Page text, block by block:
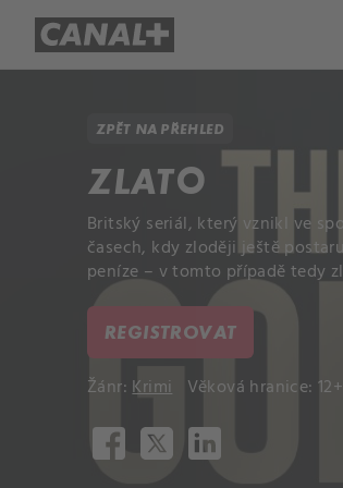
ZPĚT NA PŘEHLED
ZLATO
Britský seriál, který vznikl ve
časech, kdy zloději ještě
peníze – v tomto případě tedy
REGISTROVAT
Žánr:Krimi Věková hranice: 12+